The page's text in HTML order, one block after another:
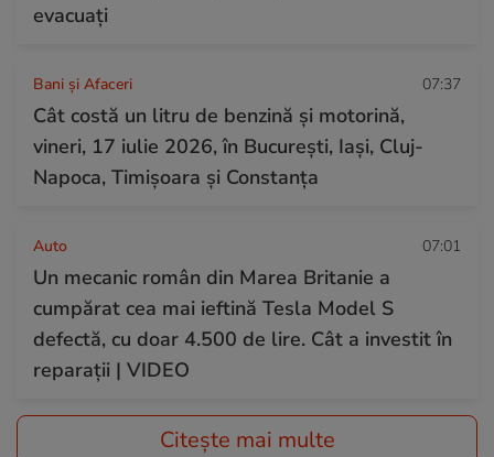
evacuați
Bani și Afaceri 07:37
Cât costă un litru de benzină și motorină,
vineri, 17 iulie 2026, în București, Iași, Cluj-
Napoca, Timișoara și Constanța
Auto 07:01
Un mecanic român din Marea Britanie a
cumpărat cea mai ieftină Tesla Model S
defectă, cu doar 4.500 de lire. Cât a investit în
reparații | VIDEO
Citește mai multe